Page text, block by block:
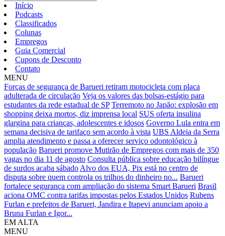
Início
Podcasts
Classificados
Colunas
Empregos
Guia Comercial
Cupons de Desconto
Contato
MENU
Forças de segurança de Barueri retiram motocicleta com placa
adulterada de circulação Veja os valores das bolsas-estágio para
estudantes da rede estadual de SP Terremoto no Japão: explosão em
shopping deixa mortos, diz imprensa local SUS oferta insulina
glargina para crianças, adolescentes e idosos Governo Lula entra em
semana decisiva de tarifaço sem acordo à vista UBS Aldeia da Serra
amplia atendimento e passa a oferecer serviço odontológico à
população Barueri promove Mutirão de Empregos com mais de 350
vagas no dia 11 de agosto Consulta pública sobre educação bilíngue
de surdos acaba sábado Alvo dos EUA, Pix está no centro de
disputa sobre quem controla os trilhos do dinheiro no... Barueri
fortalece segurança com ampliação do sistema Smart Barueri Brasil
aciona OMC contra tarifas impostas pelos Estados Unidos Rubens
Furlan e prefeitos de Barueri, Jandira e Itapevi anunciam apoio a
Bruna Furlan e Igor...
EM ALTA
MENU